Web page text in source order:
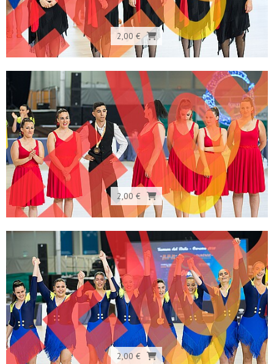
2,00 €
2,00 €
2,00 €